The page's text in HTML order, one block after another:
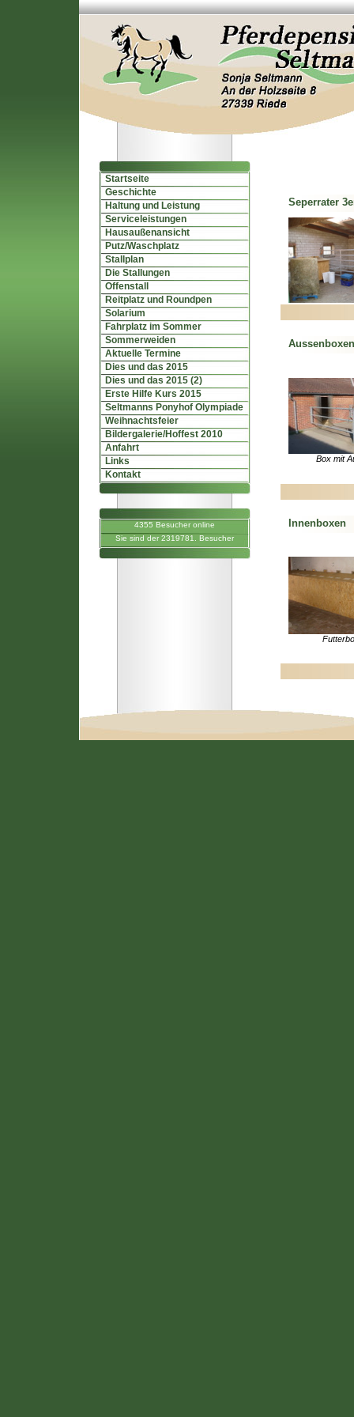
Startseite
Geschichte
Haltung und Leistung
Serviceleistungen
Hausaußenansicht
Putz/Waschplatz
Stallplan
Die Stallungen
Offenstall
Reitplatz und Roundpen
Solarium
Fahrplatz im Sommer
Sommerweiden
Aktuelle Termine
Dies und das 2015
Dies und das 2015 (2)
Erste Hilfe Kurs 2015
Seltmanns Ponyhof Olympiade
Weihnachtsfeier
Bildergalerie/Hoffest 2010
Anfahrt
Links
Kontakt
4355 Besucher online
Sie sind der 2319781. Besucher
Seperrater
Aussenboxen
Box mit
Innenboxen